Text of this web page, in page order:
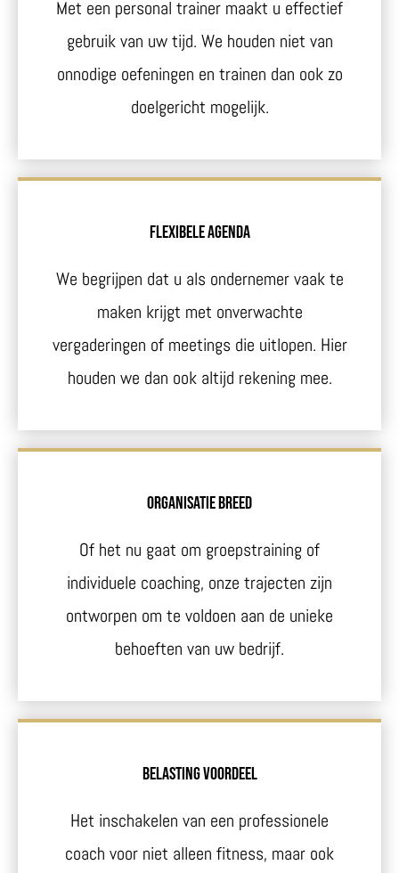
Met een personal trainer maakt u effectief
gebruik van uw tijd. We houden niet van
onnodige oefeningen en trainen dan ook zo
doelgericht mogelijk.
Flexibele Agenda
We begrijpen dat u als ondernemer vaak te
maken krijgt met onverwachte
vergaderingen of meetings die uitlopen. Hier
houden we dan ook altijd rekening mee.
Organisatie breed
Of het nu gaat om groepstraining of
individuele coaching, onze trajecten zijn
ontworpen om te voldoen aan de unieke
behoeften van uw bedrijf.
Belasting voordeel
Het inschakelen van een professionele
coach voor niet alleen fitness, maar ook